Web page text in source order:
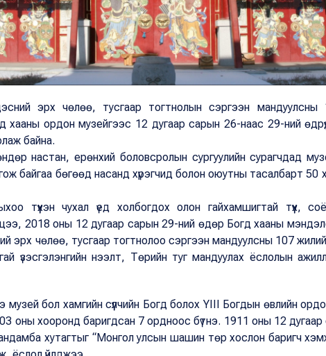
эрх чөлөө, тусгаар тогтнолын сэргээн
хааны ордон музейгээс 12 дугаар сарын 26-наас 29-ний
байна.
настан, ерөнхий боловсролын сургуулийн сурагчдад
байгаа бөгөөд насанд хүрэгчид болон оюутны тасалбарт 50
түүхэн чухал үед холбогдох олон гайхамшигтай түүх,
2018 оны 12 дугаар сарын 29-ний өдөр Богд хааны
эрх чөлөө, тусгаар тогтнолоо сэргээн мандуулсны 107
үзэсгэлэнгийн нээлт, Төрийн туг мандуулах ёслолын
музей бол хамгийн сүүлчийн Богд болох YIII Богдын өвлийн
оны хооронд баригдсан 7 ордноос бүтнэ. 1911 оны 12
хутагтыг “Монгол улсын шашин төр хослон баригч